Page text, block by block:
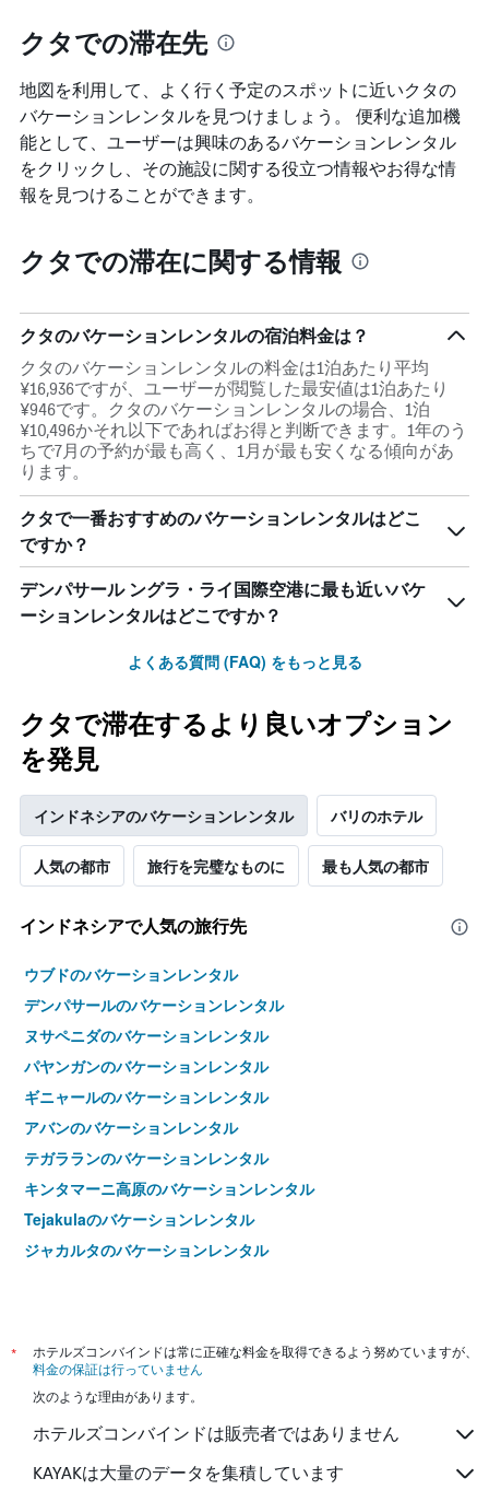
表
て
い
ま
す
クタでの滞在先
地図を利用して、よく行く予定のスポットに近いクタの
バケーションレンタルを見つけましょう。 便利な追加機
能として、ユーザーは興味のあるバケーションレンタル
をクリックし、その施設に関する役立つ情報やお得な情
報を見つけることができます。
クタでの滞在に関する情報
クタのバケーションレンタルの宿泊料金は？
クタのバケーションレンタルの料金は1泊あたり平均
¥16,936ですが、ユーザーが閲覧した最安値は1泊あたり
¥946です。クタのバケーションレンタルの場合、1泊
¥10,496かそれ以下であればお得と判断できます。1年のう
ちで7月の予約が最も高く、1月が最も安くなる傾向があ
ります。
クタで一番おすすめのバケーションレンタルはどこ
ですか？
デンパサール ングラ・ライ国際空港に最も近いバケ
ーションレンタルはどこですか？
よくある質問 (FAQ) をもっと見る
クタで滞在するより良いオプション
を発見
インドネシアのバケーションレンタル バリのホテル
人気の都市 旅行を完璧なものに 最も人気の都市
インドネシアで人気の旅行先
ウブドのバケーションレンタル
デンパサールのバケーションレンタル
ヌサペニダのバケーションレンタル
パヤンガンのバケーションレンタル
ギニャールのバケーションレンタル
アバンのバケーションレンタル
テガラランのバケーションレンタル
キンタマーニ高原のバケーションレンタル
Tejakulaのバケーションレンタル
ジャカルタのバケーションレンタル
*
ホテルズコンバインドは常に正確な料金を取得できるよう努めていますが、
料金の保証は行っていません
次のような理由があります。
ホテルズコンバインドは販売者ではありません
KAYAKは大量のデータを集積しています